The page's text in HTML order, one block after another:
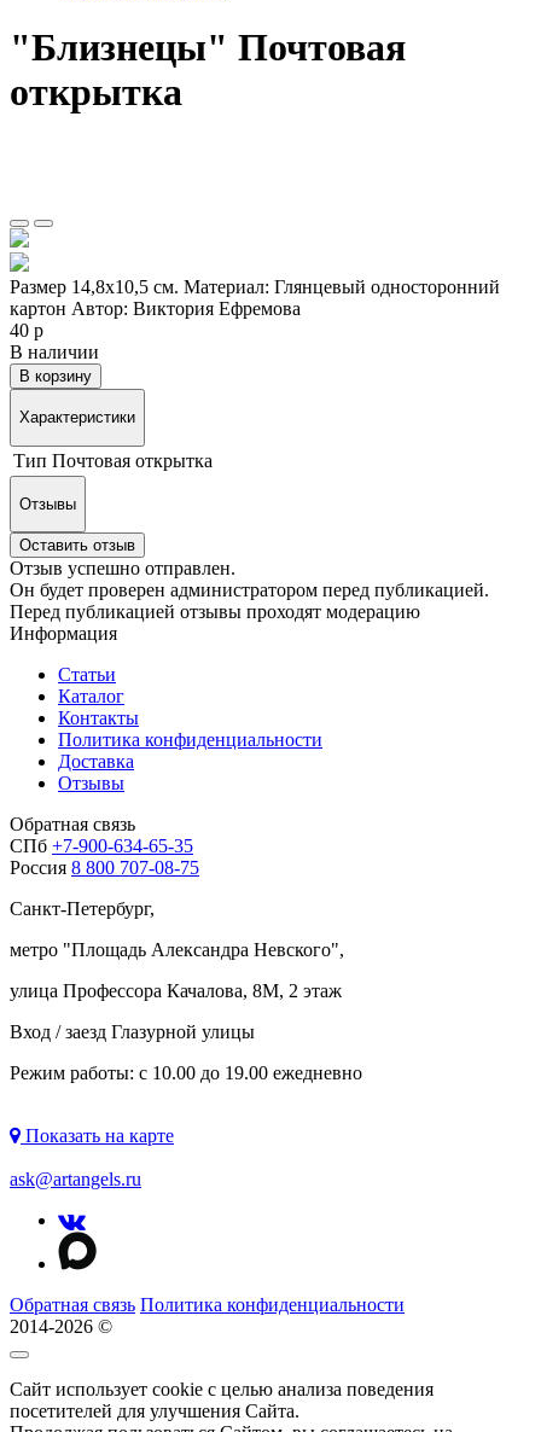
"Близнецы" Почтовая
открытка
Размер 14,8х10,5 см. Материал: Глянцевый односторонний
картон Автор: Виктория Ефремова
40 р
В наличии
В корзину
Характеристики
Тип Почтовая открытка
Отзывы
Оставить отзыв
Отзыв успешно отправлен.
Он будет проверен администратором перед публикацией.
Перед публикацией отзывы проходят модерацию
Информация
Статьи
Каталог
Контакты
Политика конфиденциальности
Доставка
Отзывы
Обратная связь
СПб +7-900-634-65-35
Россия 8 800 707-08-75
Санкт-Петербург,
метро "Площадь Александра Невского",
улица Профессора Качалова, 8М, 2 этаж
Вход / заезд Глазурной улицы
Режим работы: с 10.00 до 19.00 ежедневно
Показать на карте
ask@artangels.ru
Обратная связь Политика конфиденциальности
2014-2026 ©
Сайт использует cookie с целью анализа поведения
посетителей для улучшения Сайта.